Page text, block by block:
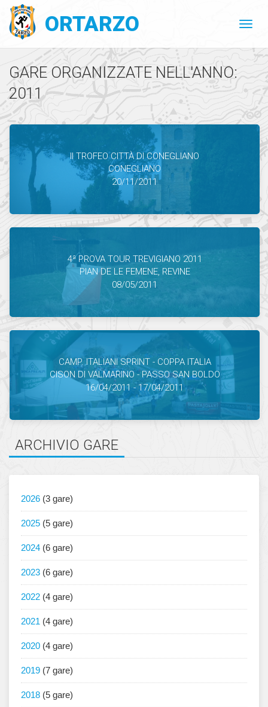
ORTARZO
GARE ORGANIZZATE NELL'ANNO:
2011
II TROFEO CITTÀ DI CONEGLIANO
CONEGLIANO
20/11/2011
4ª PROVA TOUR TREVIGIANO 2011
PIAN DE LE FEMENE, REVINE
08/05/2011
CAMP. ITALIANI SPRINT - COPPA ITALIA
CISON DI VALMARINO - PASSO SAN BOLDO
16/04/2011 - 17/04/2011
ARCHIVIO GARE
2026 (3 gare)
2025 (5 gare)
2024 (6 gare)
2023 (6 gare)
2022 (4 gare)
2021 (4 gare)
2020 (4 gare)
2019 (7 gare)
2018 (5 gare)